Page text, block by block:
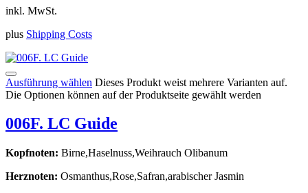
inkl. MwSt.
plus Shipping Costs
Ausführung wählen Dieses Produkt weist mehrere Varianten auf.
Die Optionen können auf der Produktseite gewählt werden
006F. LC Guide
Kopfnoten: Birne,Haselnuss,Weihrauch Olibanum
Herznoten: Osmanthus,Rose,Safran,arabischer Jasmin